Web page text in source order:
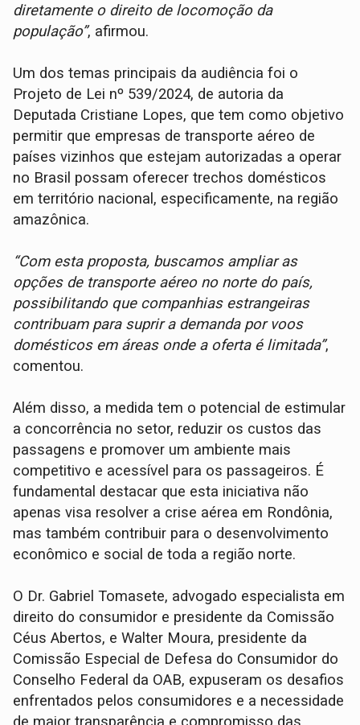
diretamente o direito de locomoção da
população”, afirmou.
Um dos temas principais da audiência foi o
Projeto de Lei nº 539/2024, de autoria da
Deputada Cristiane Lopes, que tem como objetivo
permitir que empresas de transporte aéreo de
países vizinhos que estejam autorizadas a operar
no Brasil possam oferecer trechos domésticos
em território nacional, especificamente, na região
amazônica.
“Com esta proposta, buscamos ampliar as
opções de transporte aéreo no norte do país,
possibilitando que companhias estrangeiras
contribuam para suprir a demanda por voos
domésticos em áreas onde a oferta é limitada”,
comentou.
Além disso, a medida tem o potencial de estimular
a concorrência no setor, reduzir os custos das
passagens e promover um ambiente mais
competitivo e acessível para os passageiros. É
fundamental destacar que esta iniciativa não
apenas visa resolver a crise aérea em Rondônia,
mas também contribuir para o desenvolvimento
econômico e social de toda a região norte.
O Dr. Gabriel Tomasete, advogado especialista em
direito do consumidor e presidente da Comissão
Céus Abertos, e Walter Moura, presidente da
Comissão Especial de Defesa do Consumidor do
Conselho Federal da OAB, expuseram os desafios
enfrentados pelos consumidores e a necessidade